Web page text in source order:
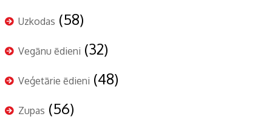
Uzkodas (58)
Vegānu ēdieni (32)
Veģetārie ēdieni (48)
Zupas (56)